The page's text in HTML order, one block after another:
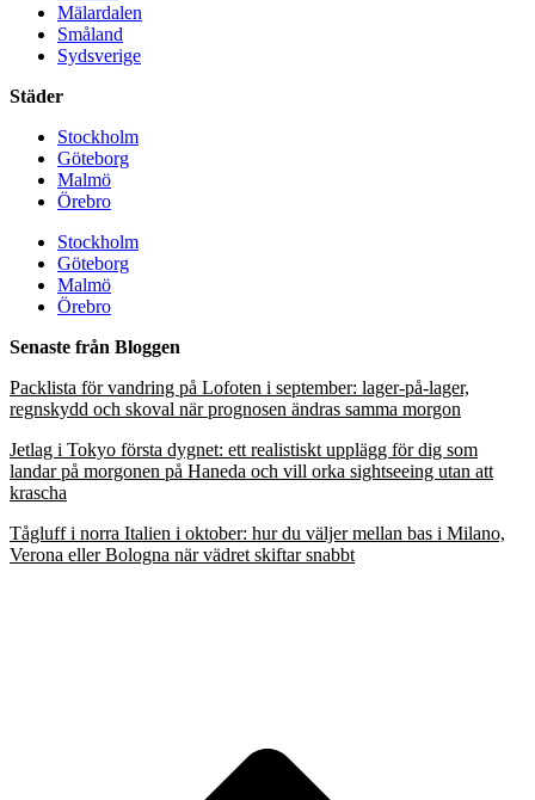
Mälardalen
Småland
Sydsverige
Städer
Stockholm
Göteborg
Malmö
Örebro
Stockholm
Göteborg
Malmö
Örebro
Senaste från Bloggen
Packlista för vandring på Lofoten i september: lager-på-lager,
regnskydd och skoval när prognosen ändras samma morgon
Jetlag i Tokyo första dygnet: ett realistiskt upplägg för dig som
landar på morgonen på Haneda och vill orka sightseeing utan att
krascha
Tågluff i norra Italien i oktober: hur du väljer mellan bas i Milano,
Verona eller Bologna när vädret skiftar snabbt